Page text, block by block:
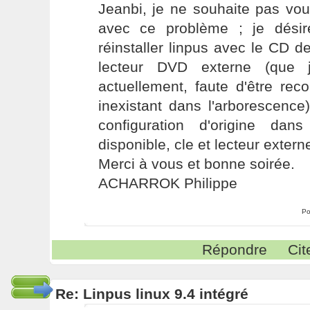
Jeanbi, je ne souhaite pas
avec ce problème ; je
réinstaller linpus avec le CD
lecteur DVD externe
actuellement, faute d'être
inexistant dans
configuration d'origine
disponible, cle et lecteur
Merci à vous et bonne soirée.
ACHARROK Philippe
Répondre
Re: Linpus linux 9.4 intégré